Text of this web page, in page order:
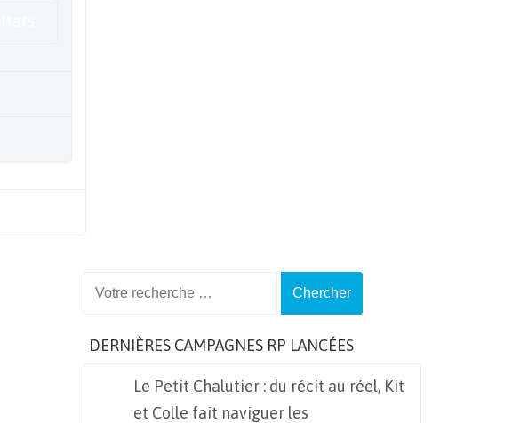
DERNIÈRES CAMPAGNES RP LANCÉES
Le Petit Chalutier : du récit au réel, Kit
et Colle fait naviguer les